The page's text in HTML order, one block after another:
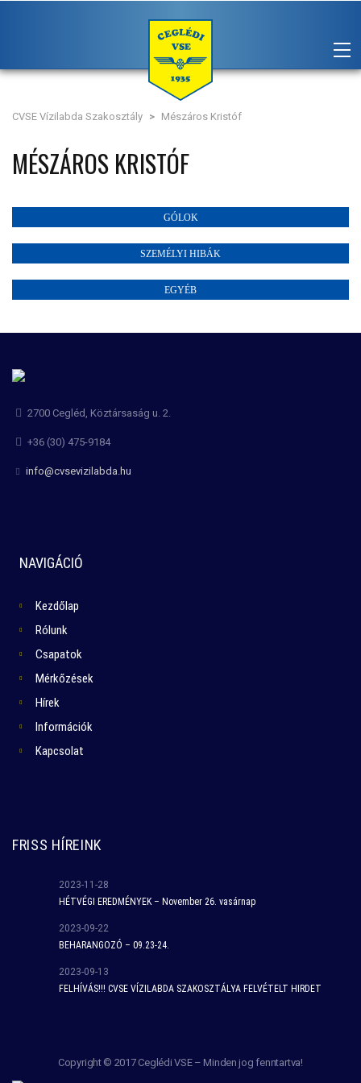
CVSE Vízilabda Szakosztály > Mészáros Kristóf
MÉSZÁROS KRISTÓF
GÓLOK
SZEMÉLYI HIBÁK
EGYÉB
2700 Cegléd, Köztársaság u. 2.
+36 (30) 475-9184
info@cvsevizilabda.hu
NAVIGÁCIÓ
Kezdőlap
Rólunk
Csapatok
Mérkőzések
Hírek
Információk
Kapcsolat
FRISS HÍREINK
2023-11-28
HÉTVÉGI EREDMÉNYEK – November 26. vasárnap
2023-09-22
BEHARANGOZÓ – 09.23-24.
2023-09-13
FELHÍVÁS!!! CVSE VÍZILABDA SZAKOSZTÁLYA FELVÉTELT HIRDET
Copyright © 2017 Ceglédi VSE – Minden jog fenntartva!